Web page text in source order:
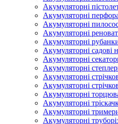
Акумуляторні
Акумуляторні
Акумуляторні
Акумуляторні
Акумуляторні
Акумуляторні садові
Акумуляторні
Акумуляторні
Акумуляторні
Акумуляторні
Акумуляторні
Акумуляторні
Акумуляторні
Акумуляторні